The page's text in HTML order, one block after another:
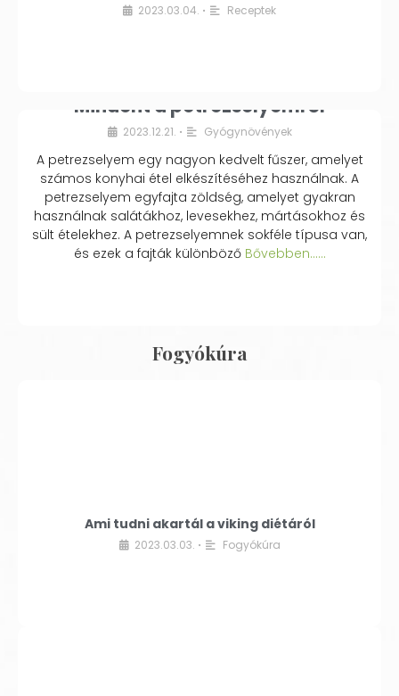
2023.03.04. • Receptek
Mindent a petrezselyemről
2023.12.21. • Gyógynövények
A petrezselyem egy nagyon kedvelt fűszer, amelyet
számos konyhai étel elkészítéséhez használnak. A
petrezselyem egyfajta zöldség, amelyet gyakran
használnak salátákhoz, levesekhez, mártásokhoz és
sült ételekhez. A petrezselyemnek sokféle típusa van,
és ezek a fajták különbözőBővebben...…
Fogyókúra
Ami tudni akartál a viking diétáról
2023.03.03. • Fogyókúra